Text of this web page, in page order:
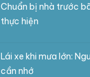
Chuẩn bị nhà trước
thực hiện
Lái xe khi mưa lớn:
cần nhớ